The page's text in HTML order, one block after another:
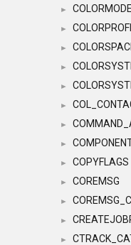
► COLORMODE
►
►
►
►
►
►
►
► COPYFLAGS
► COREMSG
►
►
►